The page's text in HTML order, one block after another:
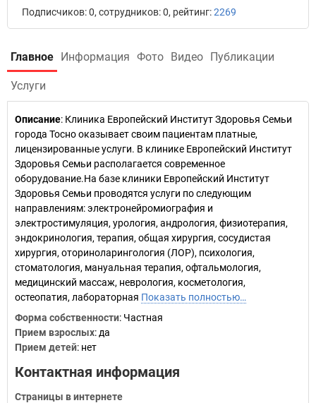
Подписчиков: 0, сотрудников: 0, рейтинг:2269
Главное Информация Фото Видео Публикации
Услуги
Описание: Клиника Европейский Институт Здоровья Семьи
города Тосно оказывает своим пациентам платные,
лицензированные услуги. В клинике Европейский Институт
Здоровья Семьи располагается современное
оборудование.На базе клиники Европейский Институт
Здоровья Семьи проводятся услуги по следующим
направлениям: электронейромиография и
электростимуляция, урология, андрология, физиотерапия,
эндокринология, терапия, общая хирургия, сосудистая
хирургия, оториноларингология (ЛОР), психология,
стоматология, мануальная терапия, офтальмология,
медицинский массаж, неврология, косметология,
остеопатия, лабораторная Показать полностью…
Форма собственности: Частная
Прием взрослых: да
Прием детей: нет
Контактная информация
Страницы в интернете